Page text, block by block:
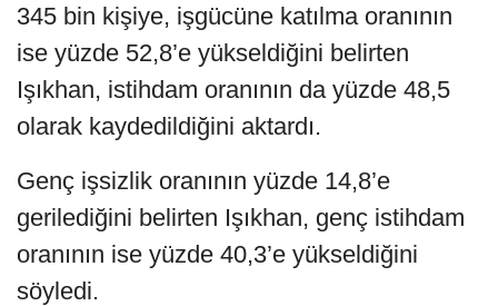
345 bin kişiye, işgücüne katılma oranının
ise yüzde 52,8’e yükseldiğini belirten
Işıkhan, istihdam oranının da yüzde 48,5
olarak kaydedildiğini aktardı.
Genç işsizlik oranının yüzde 14,8’e
gerilediğini belirten Işıkhan, genç istihdam
oranının ise yüzde 40,3’e yükseldiğini
söyledi.